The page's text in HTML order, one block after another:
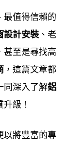
超過40年經
務項目與高品
求，認真做好
精準，能
最值得信賴的
設計安裝 、老
甚至是尋找高
，這篇文章都
同深入了解鋁
級！
以將豐富的專